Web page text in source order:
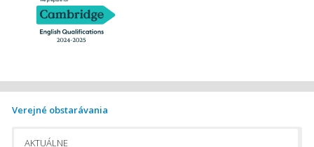
Verejné obstarávania
AKTUÁLNE